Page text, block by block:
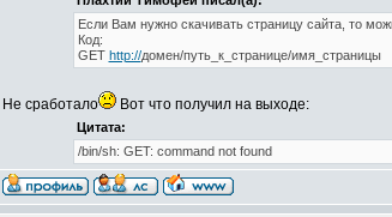
Если Вам нужно скачивать страницу сайта, то
Код:
GET http://домен/путь_к_странице/имя_страницы
Не сработало Вот что получил на выходе:
Цитата:
/bin/sh: GET: command not found